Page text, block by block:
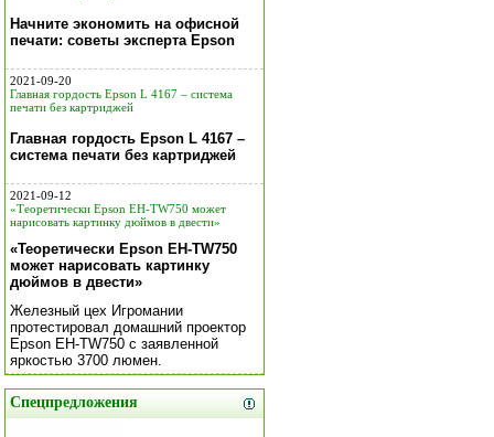
Начните экономить на офисной
печати: советы эксперта Epson
2021-09-20
Главная гордость Epson L 4167 – система
печати без картриджей
Главная гордость Epson L 4167 –
система печати без картриджей
2021-09-12
«Теоретически Epson EH-TW750 может
нарисовать картинку дюймов в двести»
«Теоретически Epson EH-TW750
может нарисовать картинку
дюймов в двести»
Железный цех Игромании
протестировал домашний проектор
Epson EH-TW750 с заявленной
яркостью 3700 люмен.
Спецпредложения